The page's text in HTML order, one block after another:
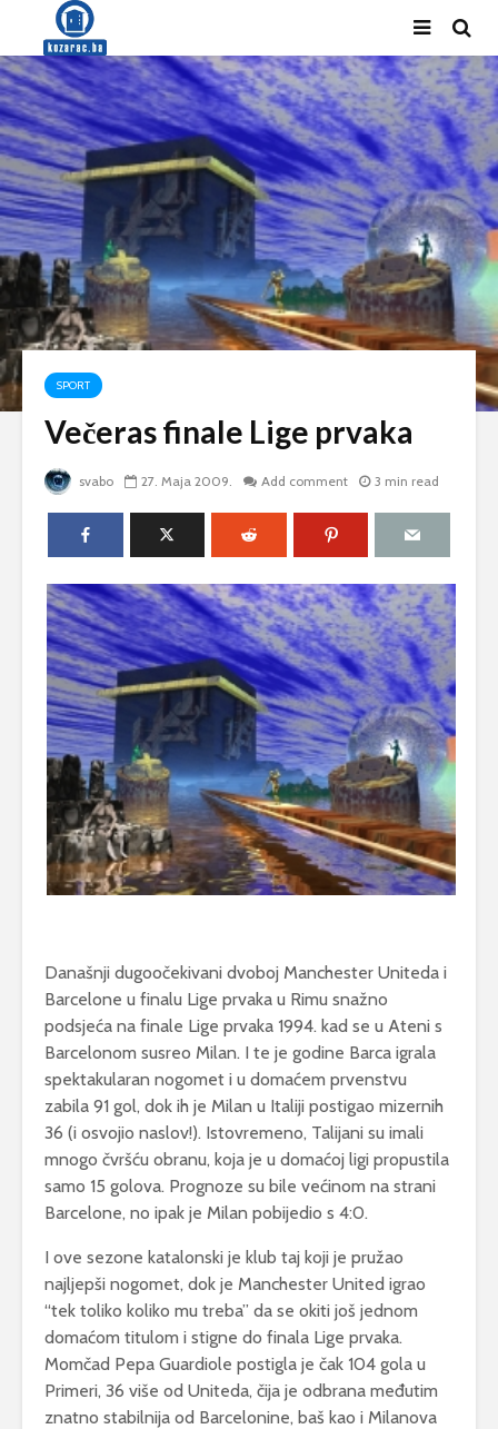
SPORT
Večeras finale Lige prvaka
svabo 27. Maja 2009. Add comment 3 min read
Današnji dugoočekivani dvoboj Manchester Uniteda i
Barcelone u finalu Lige prvaka u Rimu snažno
podsjeća na finale Lige prvaka 1994. kad se u Ateni s
Barcelonom susreo Milan. I te je godine Barca igrala
spektakularan nogomet i u domaćem prvenstvu
zabila 91 gol, dok ih je Milan u Italiji postigao mizernih
36 (i osvojio naslov!). Istovremeno, Talijani su imali
mnogo čvršću obranu, koja je u domaćoj ligi propustila
samo 15 golova. Prognoze su bile većinom na strani
Barcelone, no ipak je Milan pobijedio s 4:0.
I ove sezone katalonski je klub taj koji je pružao
najljepši nogomet, dok je Manchester United igrao
“tek toliko koliko mu treba” da se okiti još jednom
domaćom titulom i stigne do finala Lige prvaka.
Momčad Pepa Guardiole postigla je čak 104 gola u
Primeri, 36 više od Uniteda, čija je odbrana međutim
znatno stabilnija od Barcelonine, baš kao i Milanova